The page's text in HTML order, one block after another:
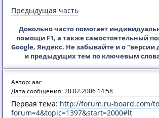
Предыдущая часть
Довольно часто помогает
помощи F1, а также самостоятельный
Google, Яндекс. Не забывайте и о "версии
и предыдущих тем по ключевым
Автор: aar
Дата сообщения: 20.02.2006 14:58
Первая тема: http://forum.ru-board.com/
forum=4&topic=1397&start=2000#lt